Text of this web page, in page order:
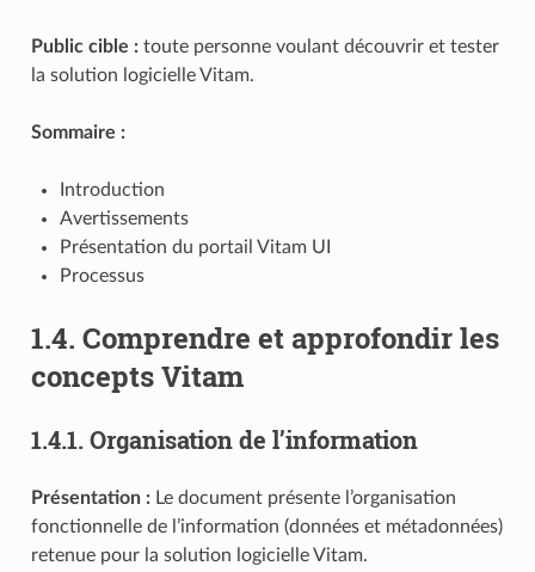
Public cible :toute personne voulant découvrir et tester
la solution logicielle Vitam.
Sommaire :
Introduction
Avertissements
Présentation du portail Vitam UI
Processus
1.4. Comprendre et approfondir les
concepts Vitam
1.4.1. Organisation de l’information
Présentation :Le document présente l’organisation
fonctionnelle de l’information (données et métadonnées)
retenue pour la solution logicielle Vitam.